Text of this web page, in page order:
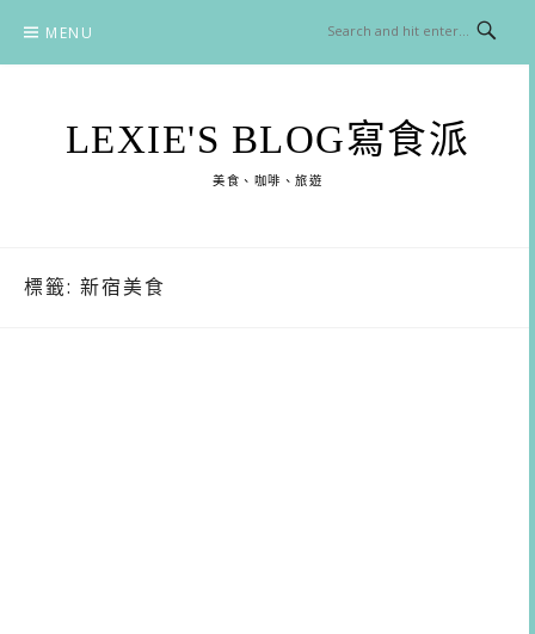
content
MENU
LEXIE'S BLOG寫食派
美食、咖啡、旅遊
標籤: 新宿美食